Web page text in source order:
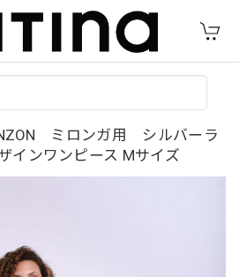
ミロンガ用 シルバーラ
インワンピース Mサイズ